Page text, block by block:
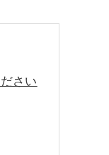
さい